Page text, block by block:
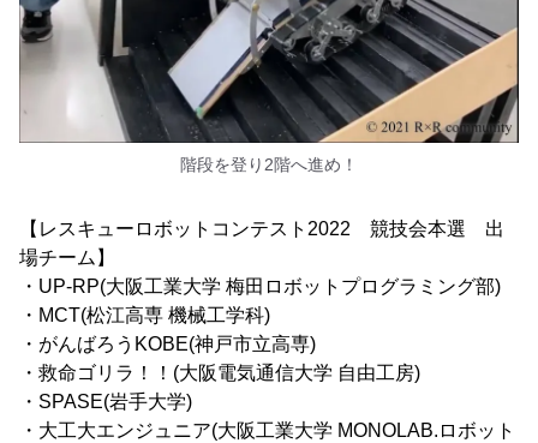
階段を登り2階へ進め！
【レスキューロボットコンテスト2022 競技会本選 出
場チーム】
・UP-RP(大阪工業大学 梅田ロボットプログラミング部)
・MCT(松江高専 機械工学科)
・がんばろうKOBE(神戸市立高専)
・救命ゴリラ！！(大阪電気通信大学 自由工房)
・SPASE(岩手大学)
・大工大エンジュニア(大阪工業大学 MONOLAB.ロボット